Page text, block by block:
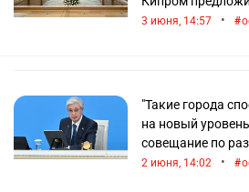
3 июня, 14:57 •
"Такие города
на новый
совещание по
2 июня, 14:02 •